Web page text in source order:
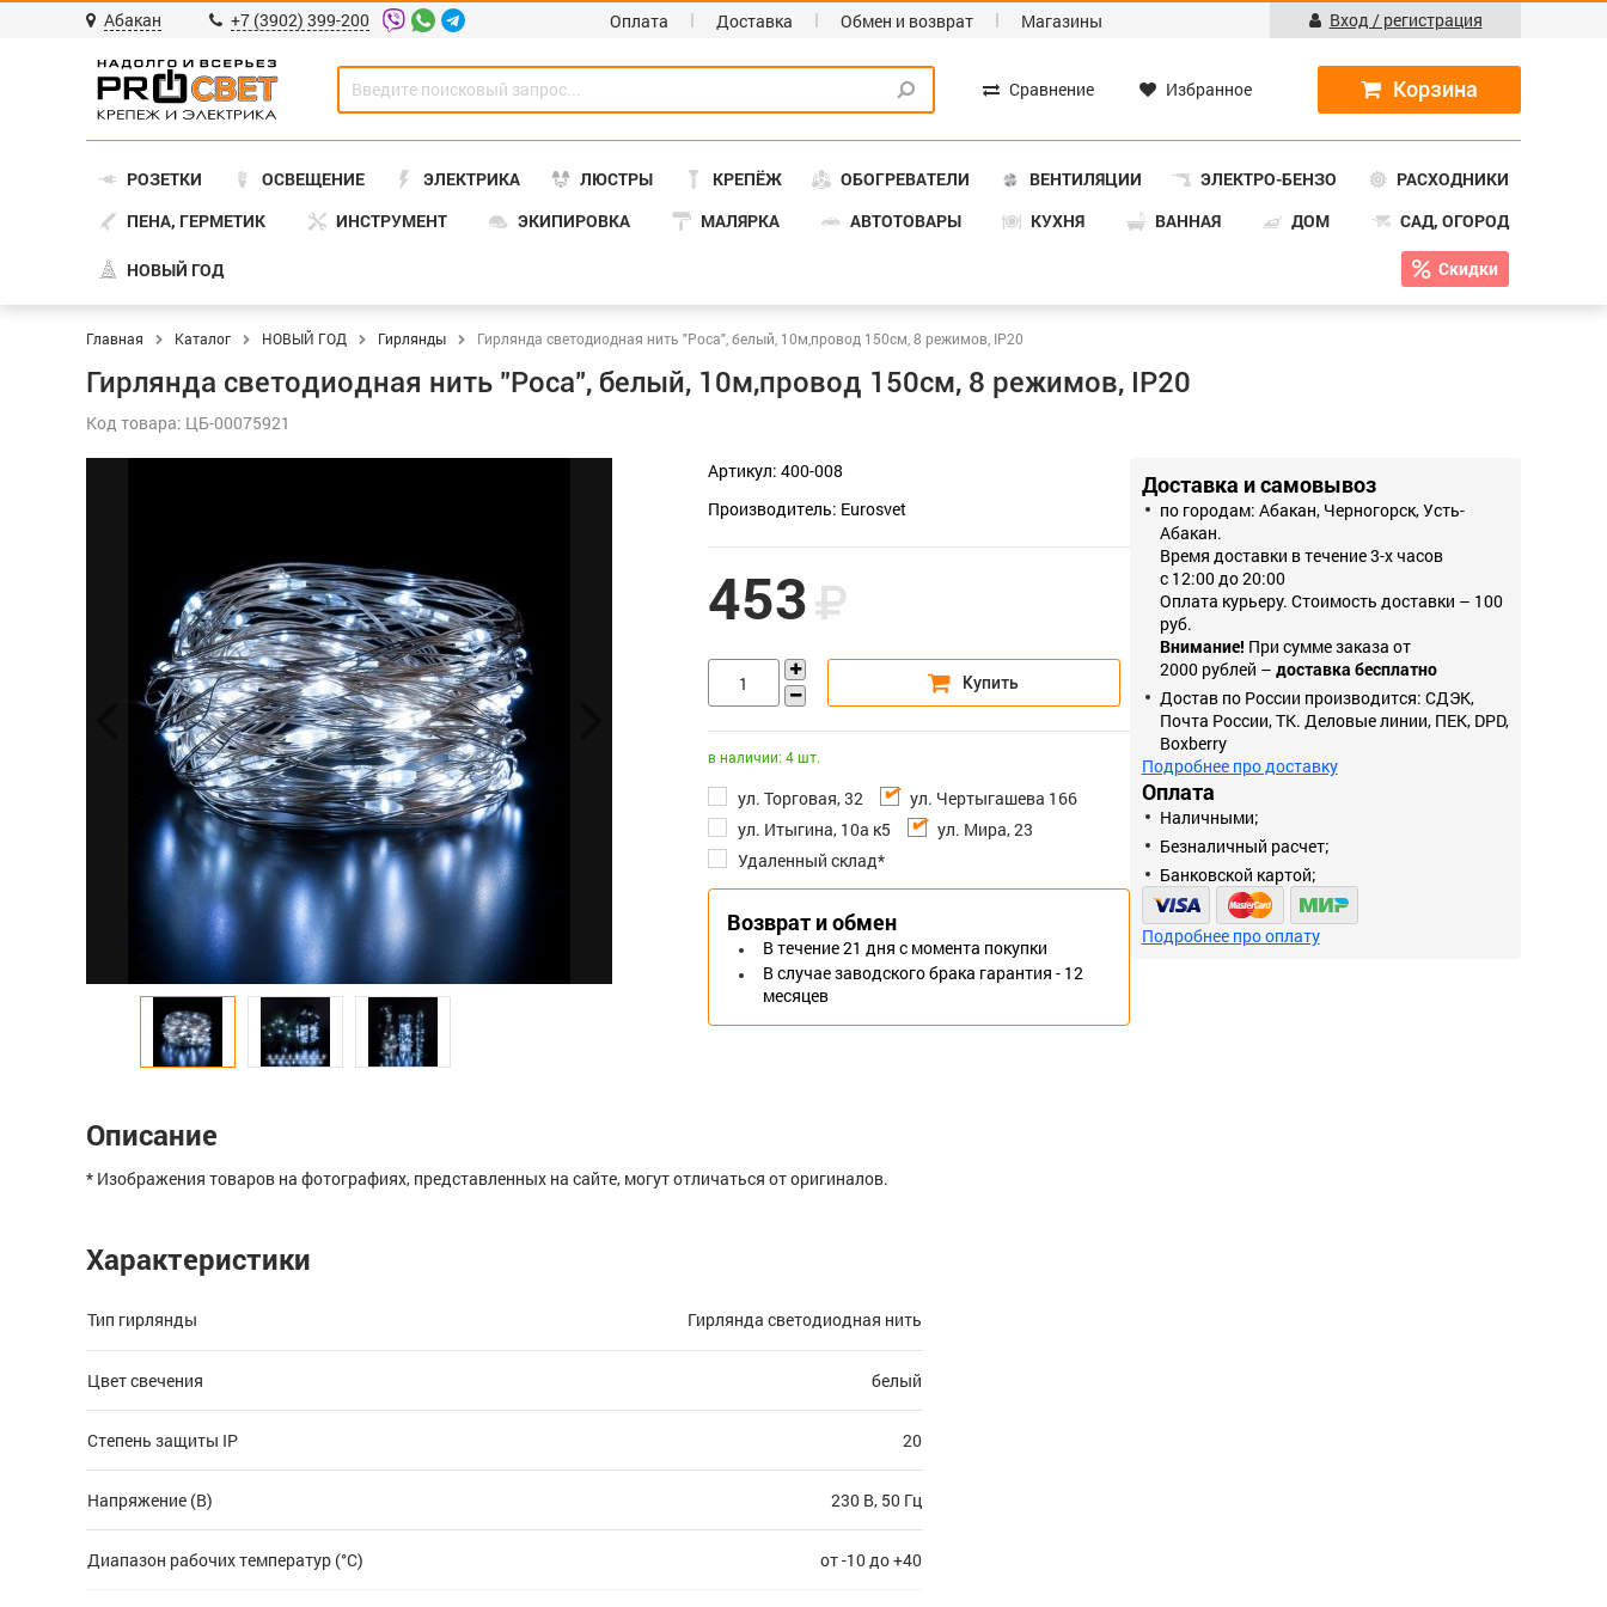
Абакан +7 (3902) 399-200 Оплата Доставка Обмен и возврат Магазины Вход / регистрация
Сравнение Избранное
РОЗЕТКИ ОСВЕЩЕНИЕ ЭЛЕКТРИКА ЛЮСТРЫ КРЕПЁЖ ОБОГРЕВАТЕЛИ ВЕНТИЛЯЦИИ ЭЛЕКТРО-БЕНЗО
РАСХОДНИКИ
ПЕНА, ГЕРМЕТИК
ИНСТРУМЕНТ ЭКИПИРОВКА МАЛЯРКА АВТОТОВАРЫ КУХНЯ ВАННАЯ ДОМ САД, ОГОРОД
НОВЫЙ ГОД Скидки
Главная Каталог НОВЫЙ ГОД Гирлянды Гирлянда светодиодная нить "Роса", белый, 10м,провод 150см, 8 режимов, IP20
Гирлянда светодиодная нить "Роса", белый, 10м,провод 150см, 8 режимов, IP20
Код товара: ЦБ-00075921
Артикул: 400-008
Производитель: Eurosvet
453
в наличии: 4 шт.
ул. Торговая, 32
ул. Чертыгашева 166
ул. Итыгина, 10а к5
ул. Мира, 23
Удаленный склад*
Возврат и обмен
В течение 21 дня с момента покупки
В случае заводского брака гарантия - 12
месяцев
Доставка и самовывоз
по городам: Абакан, Черногорск, Усть-
Абакан.
Время доставки в течение 3-х часов
с 12:00 до 20:00
Оплата курьеру. Стоимость доставки – 100
руб.
Внимание! При сумме заказа от
2000 рублей – доставка бесплатно
Достав по России производится: СДЭК,
Почта России, ТК. Деловые линии, ПЕК, DPD,
Boxberry
Подробнее про доставку
Оплата
Наличными;
Безналичный расчет;
Банковской картой;
Подробнее про оплату
Описание
* Изображения товаров на фотографиях, представленных на сайте, могут отличаться от оригиналов.
Характеристики
Тип гирлянды Гирлянда светодиодная нить
Цвет свечения белый
Степень защиты IP 20
Напряжение (В) 230 В, 50 Гц
Диапазон рабочих температур (°C) от -10 до +40